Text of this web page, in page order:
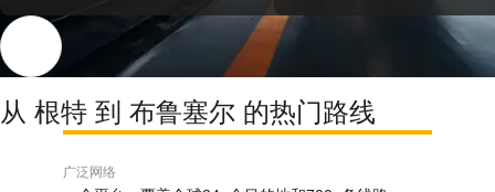
从 根特 到 布鲁塞尔 的热门路线
广泛网络